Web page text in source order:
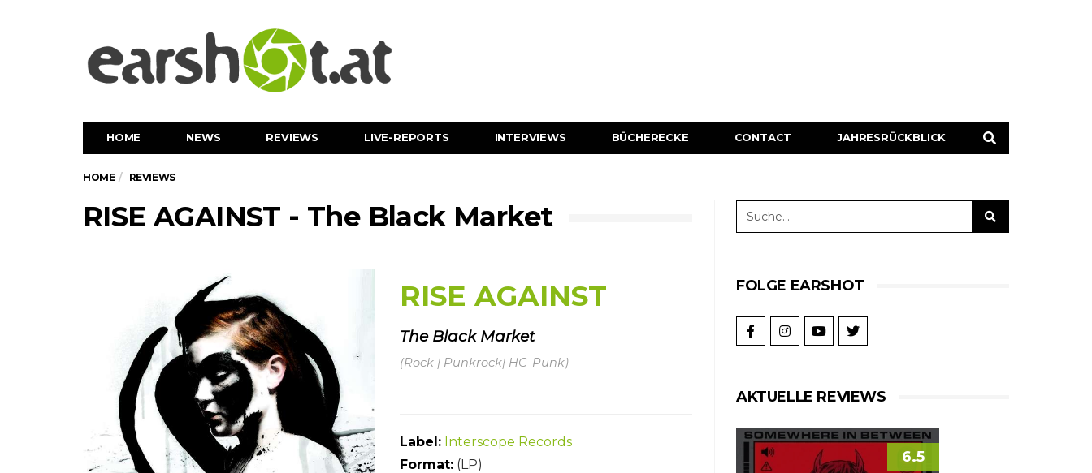
HOME NEWS REVIEWS LIVE-REPORTS INTERVIEWS BÜCHERECKE CONTACT JAHRESRÜCKBLICK
HOME REVIEWS
RISE AGAINST - The Black Market
RISE AGAINST
The Black Market
(Rock | Punkrock| HC-Punk)
Label: Interscope Records
Format: (LP)
FOLGE EARSHOT
AKTUELLE REVIEWS
6.5